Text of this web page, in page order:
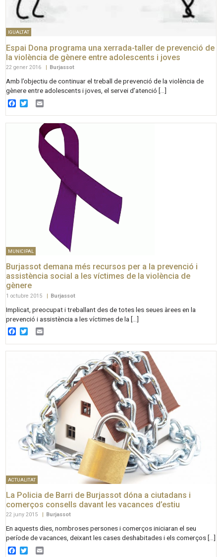
IGUALTAT
Espai Dona programa una xerrada-taller de prevenció de
la violència de gènere entre adolescents i joves
22 gener 2016 Burjassot
Amb l’objectiu de continuar el treball de prevenció de la violència de
gènere entre adolescents i joves, el servei d’atenció […]
Facebook
Twitter
MUNICIPAL
Burjassot demana més recursos per a la prevenció i
assistència social a les víctimes de la violència de
gènere
1 octubre 2015 | Burjassot
Implicat, preocupat i treballant des de totes les seues àrees en la
prevenció i assistència a les víctimes de la […]
Facebook
Twitter
ACTUALITAT
La Policia de Barri de Burjassot dóna a ciutadans i
comerços consells davant les vacances d’estiu
22 juny 2015 Burjassot
En aquests dies, nombroses persones i comerços iniciaran el seu
període de vacances, deixant les cases deshabitades i els comerços […]
Facebook
Twitter